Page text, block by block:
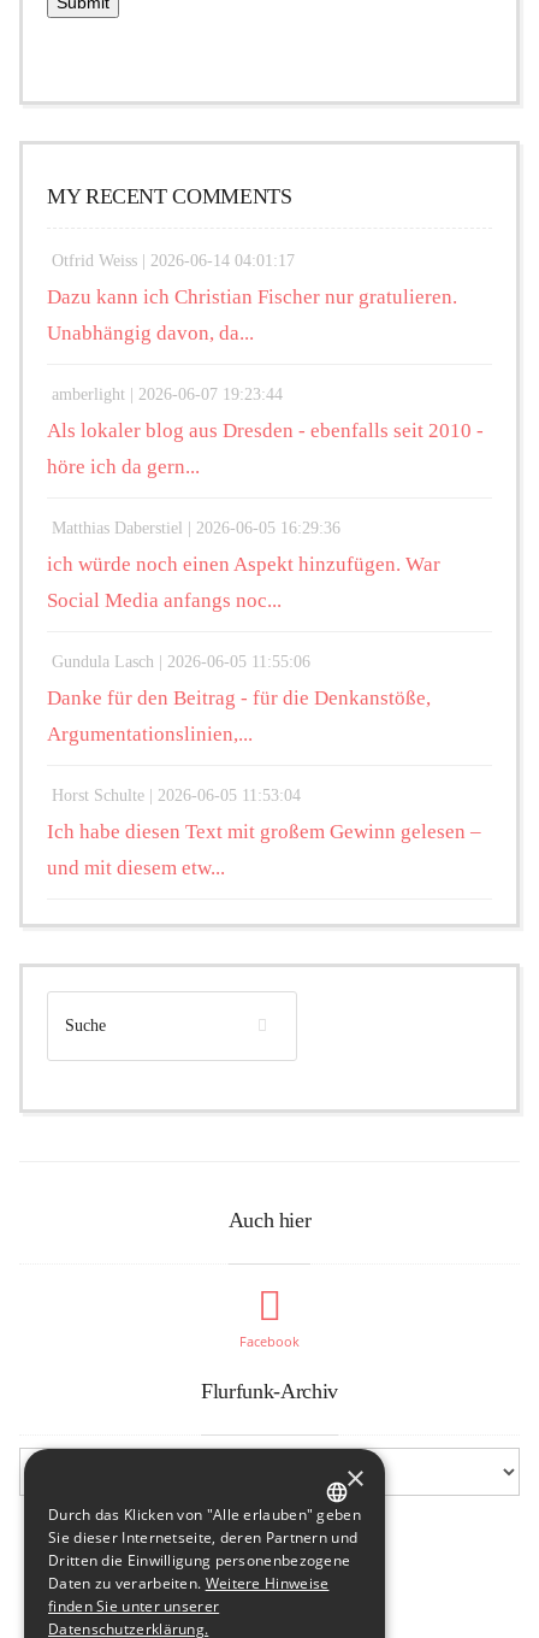
MY RECENT COMMENTS
Otfrid Weiss | 2026-06-14 04:01:17
Dazu kann ich Christian Fischer nur gratulieren.
Unabhängig davon, da...
amberlight | 2026-06-07 19:23:44
Als lokaler blog aus Dresden - ebenfalls seit 2010 -
höre ich da gern...
Matthias Daberstiel | 2026-06-05 16:29:36
ich würde noch einen Aspekt hinzufügen. War
Social Media anfangs noc...
Gundula Lasch | 2026-06-05 11:55:06
Danke für den Beitrag - für die Denkanstöße,
Argumentationslinien,...
Horst Schulte | 2026-06-05 11:53:04
Ich habe diesen Text mit großem Gewinn gelesen –
und mit diesem etw...
Auch hier
Facebook
Flurfunk-Archiv
GERMAN
ENGLISH
×
Durch das Klicken von "Alle erlauben" geben
Sie dieser Internetseite, deren Partnern und
Dritten die Einwilligung personenbezogene
Daten zu verarbeiten. Weitere Hinweise
finden Sie unter unserer
Datenschutzerklärung.